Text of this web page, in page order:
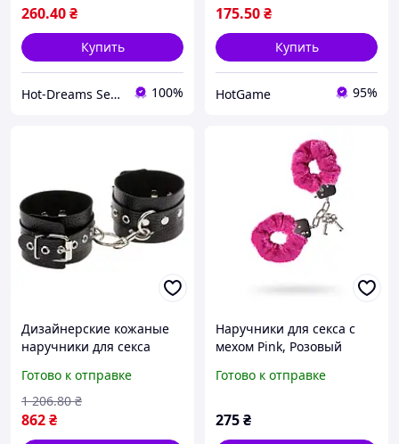
260.40₴
Купить
Hot-Dreams Sex-shop 100%
175.50₴
Купить
HotGame 95%
Дизайнерские кожаные
наручники для секса
регулируемые 8 см
диаметра
Готово к отправке
862₴
1 206.80 ₴
Наручники для секса с
мехом Pink, Розовый
Готово к отправке
275₴